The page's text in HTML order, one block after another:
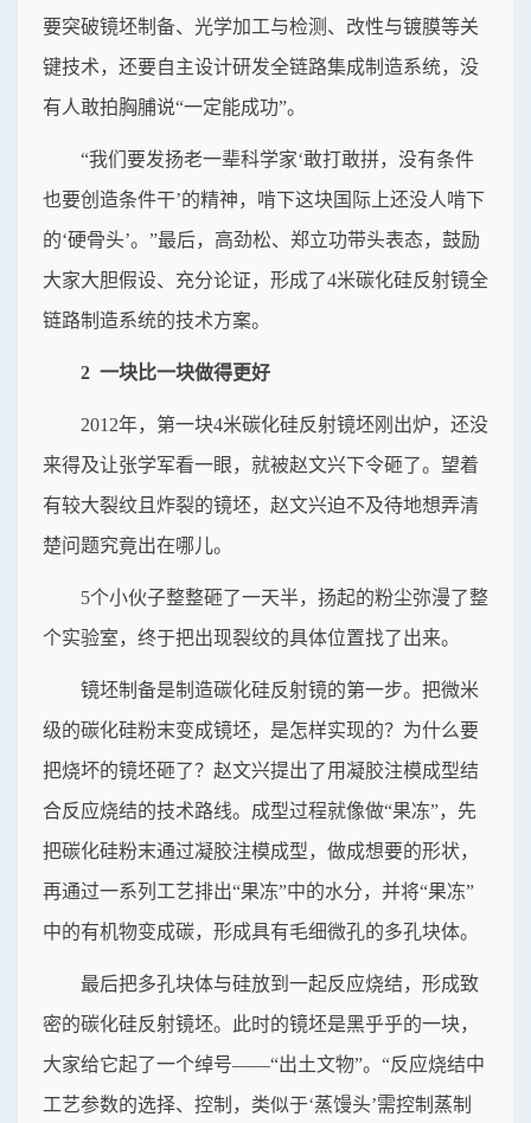
要突破镜坯制备、光学加工与检测、改性与镀膜等关
键技术，还要自主设计研发全链路集成制造系统，没
有人敢拍胸脯说“一定能成功”。
“我们要发扬老一辈科学家‘敢打敢拼，没有条件
也要创造条件干’的精神，啃下这块国际上还没人啃下
的‘硬骨头’。”最后，高劲松、郑立功带头表态，鼓励
大家大胆假设、充分论证，形成了4米碳化硅反射镜全
链路制造系统的技术方案。
2 一块比一块做得更好
2012年，第一块4米碳化硅反射镜坯刚出炉，还没
来得及让张学军看一眼，就被赵文兴下令砸了。望着
有较大裂纹且炸裂的镜坯，赵文兴迫不及待地想弄清
楚问题究竟出在哪儿。
5个小伙子整整砸了一天半，扬起的粉尘弥漫了整
个实验室，终于把出现裂纹的具体位置找了出来。
镜坯制备是制造碳化硅反射镜的第一步。把微米
级的碳化硅粉末变成镜坯，是怎样实现的？为什么要
把烧坏的镜坯砸了？赵文兴提出了用凝胶注模成型结
合反应烧结的技术路线。成型过程就像做“果冻”，先
把碳化硅粉末通过凝胶注模成型，做成想要的形状，
再通过一系列工艺排出“果冻”中的水分，并将“果冻”
中的有机物变成碳，形成具有毛细微孔的多孔块体。
最后把多孔块体与硅放到一起反应烧结，形成致
密的碳化硅反射镜坯。此时的镜坯是黑乎乎的一块，
大家给它起了一个绰号——“出土文物”。“反应烧结中
工艺参数的选择、控制，类似于‘蒸馒头’需控制蒸制